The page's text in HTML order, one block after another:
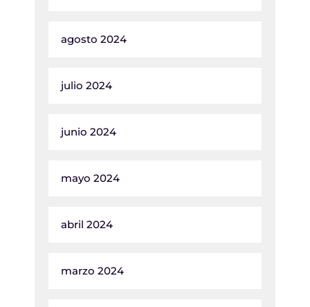
agosto 2024
julio 2024
junio 2024
mayo 2024
abril 2024
marzo 2024